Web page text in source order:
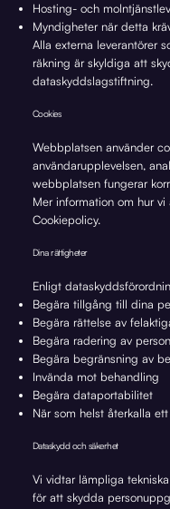
Hosting- och
Myndigheter när detta
Alla externa leverantörer
räkning är skyldiga att
dataskyddslagstiftning.
Cookies
Webbplatsen använder
användarupplevelsen,
webbplatsen fungerar
Mer information om hur
Cookiepolicy.
Dina rättigheter
Enligt
Begära tillgång till dina
Begära rättelse av
Begära radering av
Begära begränsning av
Invända mot behandling
Begära dataportabilitet
När som helst återkalla
Dataskydd och säkerhet
Vi vidtar lämpliga
för att skydda